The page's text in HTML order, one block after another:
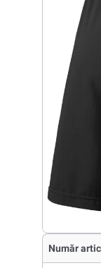
Număr